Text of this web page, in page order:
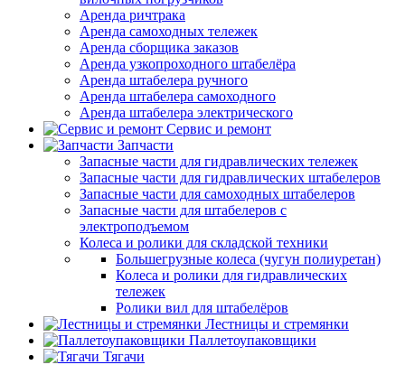
Аренда ричтрака
Аренда самоходных тележек
Аренда сборщика заказов
Аренда узкопроходного штабелёра
Аренда штабелера ручного
Аренда штабелера самоходного
Аренда штабелера электрического
Сервис и ремонт
Запчасти
Запасные части для гидравлических тележек
Запасные части для гидравлических штабелеров
Запасные части для самоходных штабелеров
Запасные части для штабелеров с
электроподъемом
Колеса и ролики для складской техники
Большегрузные колеса (чугун полиуретан)
Колеса и ролики для гидравлических
тележек
Ролики вил для штабелёров
Лестницы и стремянки
Паллетоупаковщики
Тягачи